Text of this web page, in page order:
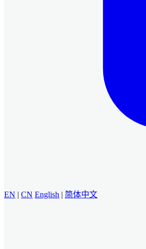
EN | CN English | 简体中文